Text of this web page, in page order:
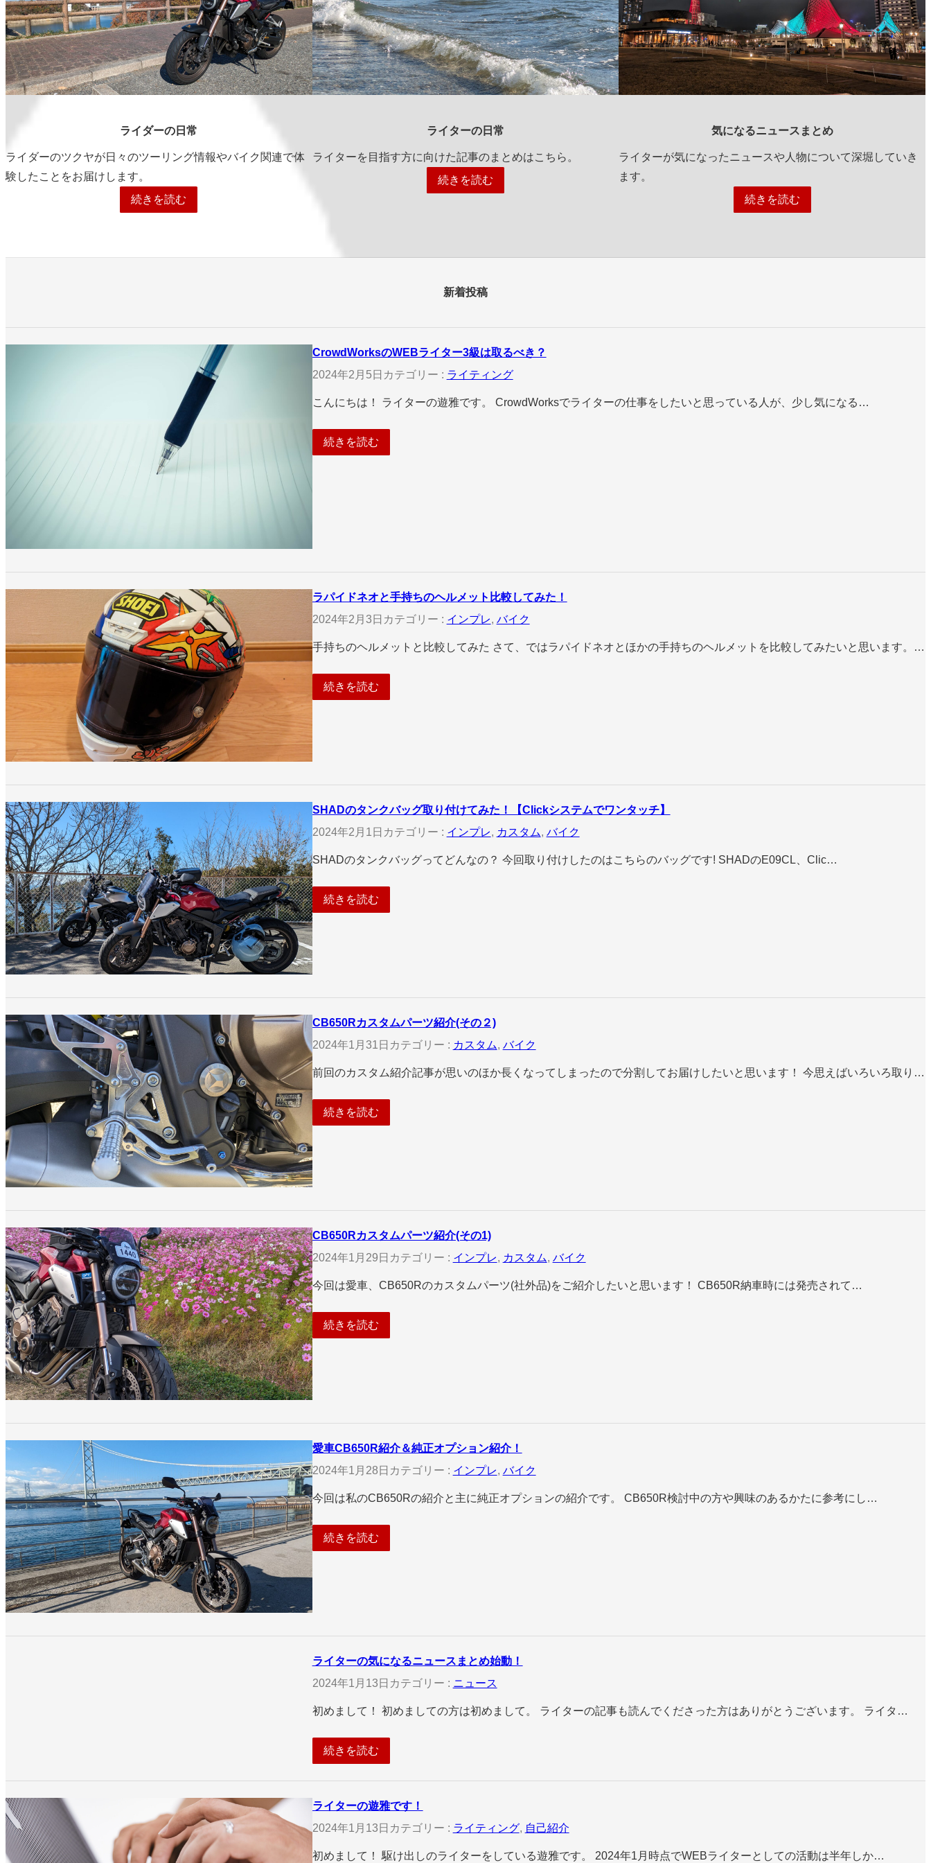
ライダーの日常
ライダーのツクヤが日々のツーリング情報やバイク関連で体
験したことをお届けします。
続きを読む
ライターの日常
ライターを目指す方に向けた記事のまとめはこちら。
続きを読む
気になるニュースまとめ
ライターが気になったニュースや人物について深堀していき
ます。
続きを読む
新着投稿
CrowdWorksのWEBライター3級は取るべき？
2024年2月5日 カテゴリー : ライティング
こんにちは！ ライターの遊雅です。 CrowdWorksでライターの仕事をしたいと思っている人が、少し気になる…
続きを読む
ラパイドネオと手持ちのヘルメット比較してみた！
2024年2月3日 カテゴリー : インプレ, バイク
手持ちのヘルメットと比較してみた さて、ではラパイドネオとほかの手持ちのヘルメットを比較してみたいと思います。…
続きを読む
SHADのタンクバッグ取り付けてみた！【Clickシステムでワンタッチ】
2024年2月1日 カテゴリー : インプレ, カスタム, バイク
SHADのタンクバッグってどんなの？ 今回取り付けしたのはこちらのバッグです! SHADのE09CL、Clic…
続きを読む
CB650Rカスタムパーツ紹介(その２)
2024年1月31日 カテゴリー : カスタム, バイク
前回のカスタム紹介記事が思いのほか長くなってしまったので分割してお届けしたいと思います！ 今思えばいろいろ取り…
続きを読む
CB650Rカスタムパーツ紹介(その1)
2024年1月29日 カテゴリー : インプレ, カスタム, バイク
今回は愛車、CB650Rのカスタムパーツ(社外品)をご紹介したいと思います！ CB650R納車時には発売されて…
続きを読む
愛車CB650R紹介＆純正オプション紹介！
2024年1月28日 カテゴリー : インプレ, バイク
今回は私のCB650Rの紹介と主に純正オプションの紹介です。 CB650R検討中の方や興味のあるかたに参考にし…
続きを読む
ライターの気になるニュースまとめ始動！
2024年1月13日 カテゴリー : ニュース
初めまして！ 初めましての方は初めまして。 ライターの記事も読んでくださった方はありがとうございます。 ライタ…
続きを読む
ライターの遊雅です！
2024年1月13日 カテゴリー : ライティング, 自己紹介
初めまして！ 駆け出しのライターをしている遊雅です。 2024年1月時点でWEBライターとしての活動は半年しか…